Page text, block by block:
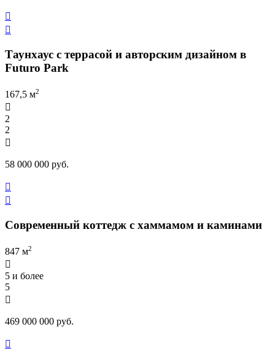


Таунхаус с террасой и авторским дизайном в
Futuro Park
167,5 м2

2
2

58 000 000 руб.


Современный коттедж с хаммамом и каминами
847 м2

5 и более
5

469 000 000 руб.
